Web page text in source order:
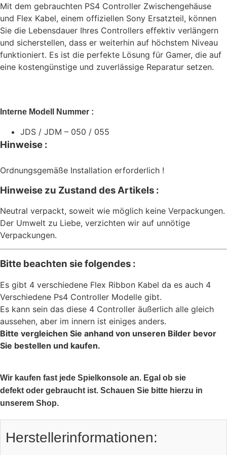
Mit dem gebrauchten PS4 Controller Zwischengehäuse
und Flex Kabel, einem offiziellen Sony Ersatzteil, können
Sie die Lebensdauer Ihres Controllers effektiv verlängern
und sicherstellen, dass er weiterhin auf höchstem Niveau
funktioniert. Es ist die perfekte Lösung für Gamer, die auf
eine kostengünstige und zuverlässige Reparatur setzen.
Interne Modell Nummer :
JDS / JDM – 050 / 055
Hinweise :
Ordnungsgemäße Installation erforderlich !
Hinweise zu Zustand des Artikels :
Neutral verpackt, soweit wie möglich keine Verpackungen.
Der Umwelt zu Liebe, verzichten wir auf unnötige
Verpackungen.
Bitte beachten sie folgendes :
Es gibt 4 verschiedene Flex Ribbon Kabel da es auch 4
Verschiedene Ps4 Controller Modelle gibt.
Es kann sein das diese 4 Controller äußerlich alle gleich
aussehen, aber im innern ist einiges anders.
Bitte vergleichen Sie anhand von unseren Bilder bevor
Sie bestellen und kaufen.
Wir kaufen fast jede Spielkonsole an. Egal ob sie
defekt oder gebraucht ist. Schauen Sie bitte hierzu in
unserem Shop.
Herstellerinformationen: